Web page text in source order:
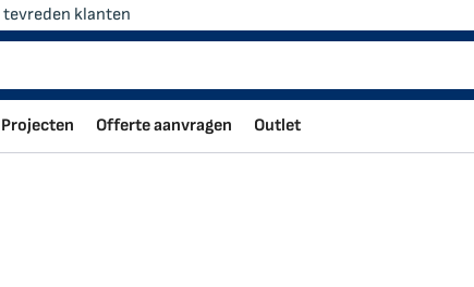
tevreden klanten
Projecten Offerte aanvragen Outlet